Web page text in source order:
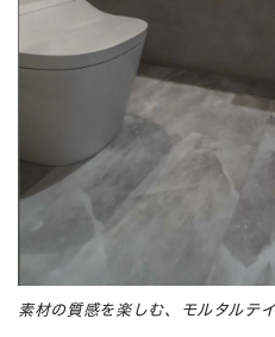
素材の質感を楽しむ、モルタルテ